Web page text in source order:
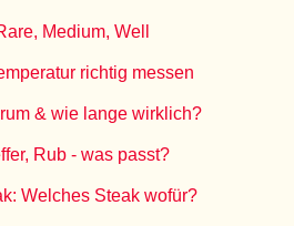
Medium, Well
richtig messen
& wie lange wirklich?
Rub - was passt?
Welches Steak wofür?